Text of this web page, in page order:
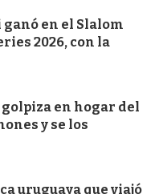
en el Slalom
2026, con la
en hogar del
y se los
uruguaya que viajó